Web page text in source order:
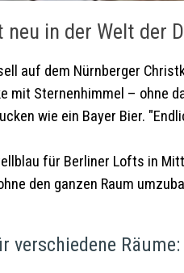
neu in der Welt der
auf dem Nürnberger
mit Sternenhimmel – ohne
wie ein Bayer Bier.
für Berliner Lofts in
den ganzen Raum
verschiedene